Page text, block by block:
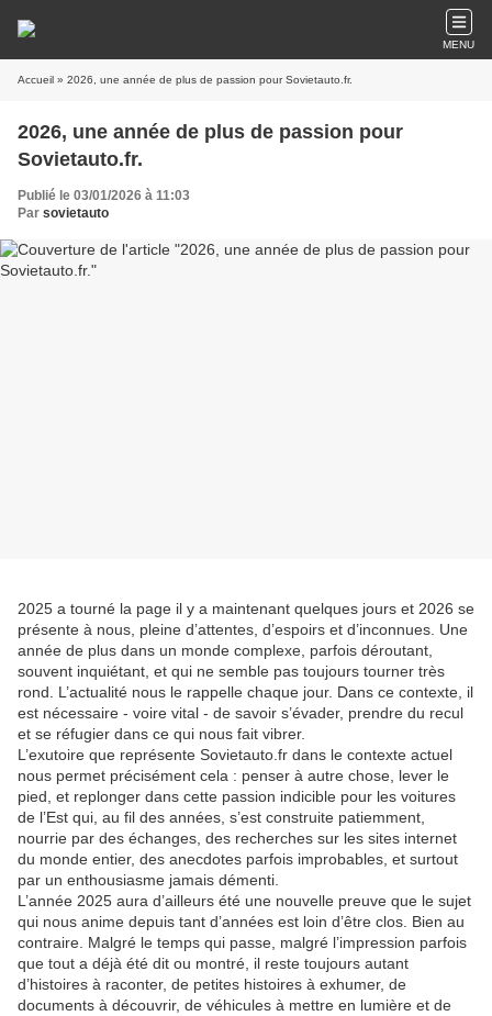
MENU
Accueil » 2026, une année de plus de passion pour Sovietauto.fr.
2026, une année de plus de passion pour
Sovietauto.fr.
Publié le 03/01/2026 à 11:03
Par sovietauto
2025 a tourné la page il y a maintenant quelques jours et 2026 se
présente à nous, pleine d’attentes, d’espoirs et d’inconnues. Une
année de plus dans un monde complexe, parfois déroutant,
souvent inquiétant, et qui ne semble pas toujours tourner très
rond. L’actualité nous le rappelle chaque jour. Dans ce contexte, il
est nécessaire - voire vital - de savoir s’évader, prendre du recul
et se réfugier dans ce qui nous fait vibrer.
L’exutoire que représente Sovietauto.fr dans le contexte actuel
nous permet précisément cela : penser à autre chose, lever le
pied, et replonger dans cette passion indicible pour les voitures
de l’Est qui, au fil des années, s’est construite patiemment,
nourrie par des échanges, des recherches sur les sites internet
du monde entier, des anecdotes parfois improbables, et surtout
par un enthousiasme jamais démenti.
L’année 2025 aura d’ailleurs été une nouvelle preuve que le sujet
qui nous anime depuis tant d’années est loin d’être clos. Bien au
contraire. Malgré le temps qui passe, malgré l’impression parfois
que tout a déjà été dit ou montré, il reste toujours autant
d’histoires à raconter, de petites histoires à exhumer, de
documents à découvrir, de véhicules à mettre en lumière et de